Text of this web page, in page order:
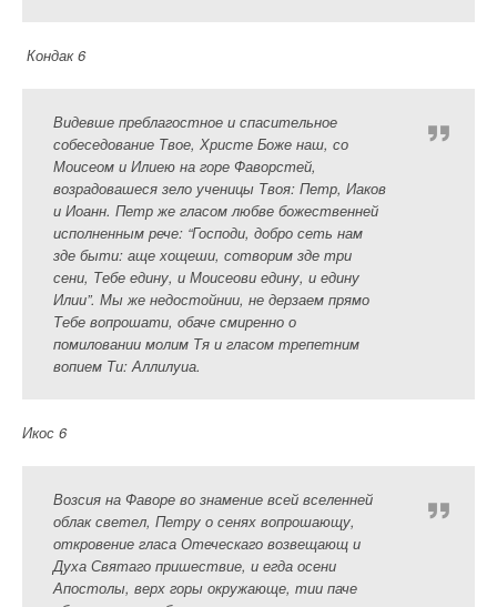
Кондак 6
Видевше преблагостное и спасительное
собеседование Твое, Христе Боже наш, со
Моисеом и Илиею на горе Фаворстей,
возрадовашеся зело ученицы Твоя: Петр, Иаков
и Иоанн. Петр же гласом любве божественней
исполненным рече: “Господи, добро сеть нам
зде быти: аще хощеши, сотворим зде три
сени, Тебе едину, и Моисеови едину, и едину
Илии”. Мы же недостойнии, не дерзаем прямо
Тебе вопрошати, обаче смиренно о
помиловании молим Тя и гласом трепетним
вопием Ти: Аллилуиа.
Икос 6
Возсия на Фаворе во знамение всей вселенней
облак светел, Петру о сенях вопрошающу,
откровение гласа Отеческаго возвещающ и
Духа Святаго пришествие, и егда осени
Апостолы, верх горы окружающе, тии паче